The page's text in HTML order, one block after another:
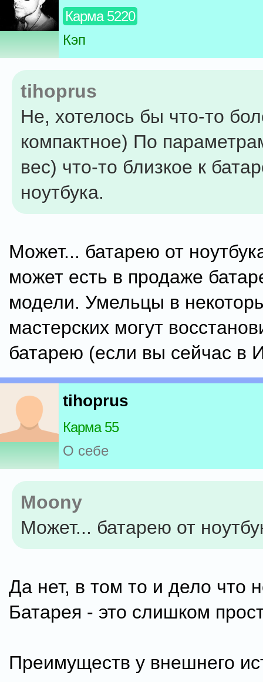
Карма 5220
Кэп
tihoprus
Не, хотелось бы что-то
компактное) По
вес) что-то близкое к
ноутбука.
Может... батарею от
может есть в продаже
модели. Умельцы в
мастерских могут
батарею (если вы сейчас в
tihoprus
Карма 55
О себе
Moony
Может... батарею от
Да нет, в том то и дело что
Батарея - это слишком
Преимуществ у внешнего